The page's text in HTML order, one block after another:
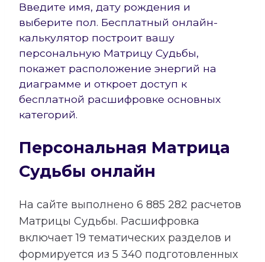
Введите имя, дату рождения и
выберите пол. Бесплатный онлайн-
калькулятор построит вашу
персональную Матрицу Судьбы,
покажет расположение энергий на
диаграмме и откроет доступ к
бесплатной расшифровке основных
категорий.
Персональная Матрица
Судьбы онлайн
На сайте выполнено 6 885 282 расчетов
Матрицы Судьбы. Расшифровка
включает19 тематических разделов и
формируется из 5 340 подготовленных